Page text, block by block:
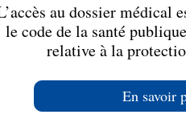
au dossier médical
le code de la santé
relative à la
En savoir